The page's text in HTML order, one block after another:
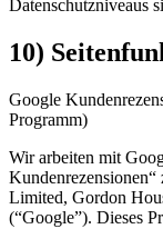
Datenschutzniveaus
10)
Google
Programm)
Wir arbeiten mit
Limited, Gordon
(“Google”). Dieses